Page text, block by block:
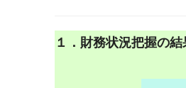
１．財務状況把握の